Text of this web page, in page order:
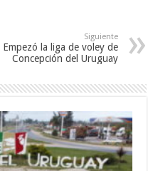
Siguiente
Empezó la liga de voley de
Concepción del Uruguay